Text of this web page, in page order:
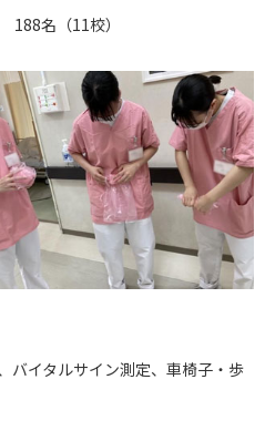
名（11校）
バイタルサイン測定、車椅子・歩